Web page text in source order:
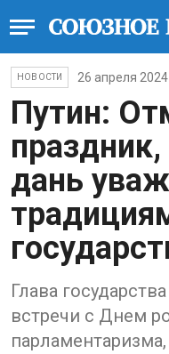
НОВОСТИ 26 апреля 2024
Путин:
дань
Глава
встречи с Днем